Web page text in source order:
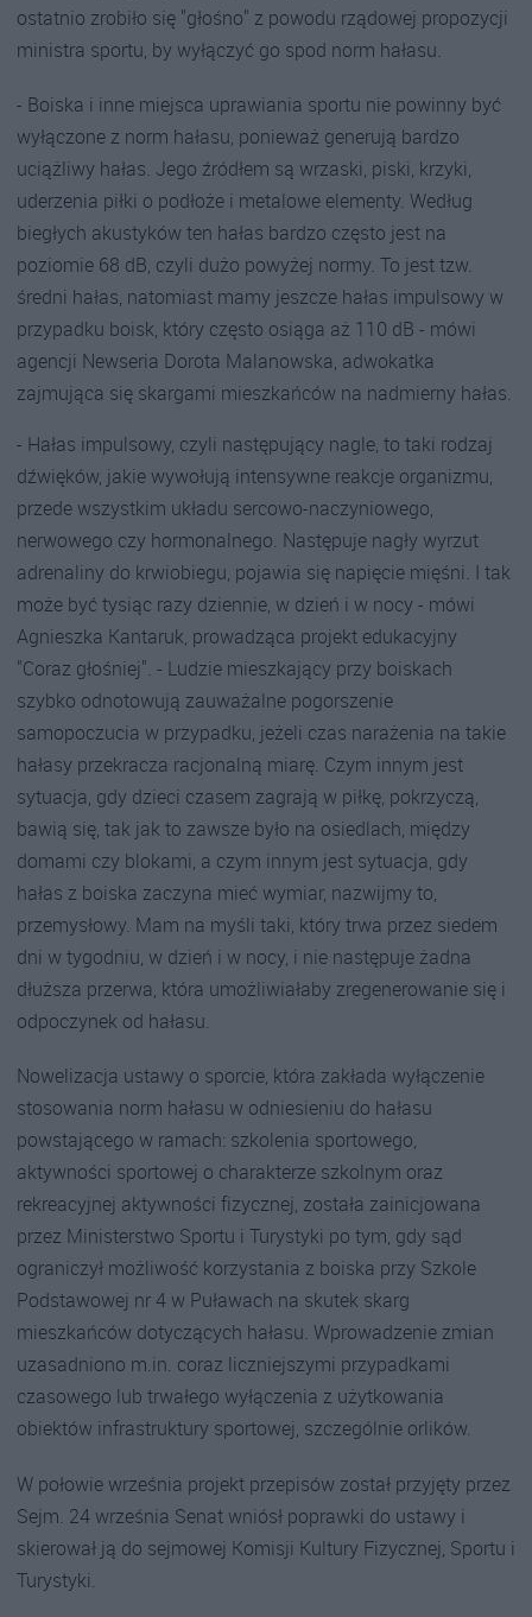
ostatnio zrobiło się "głośno" z powodu rządowej propozycji
ministra sportu, by wyłączyć go spod norm hałasu.
- Boiska i inne miejsca uprawiania sportu nie powinny być
wyłączone z norm hałasu, ponieważ generują bardzo
uciążliwy hałas. Jego źródłem są wrzaski, piski, krzyki,
uderzenia piłki o podłoże i metalowe elementy. Według
biegłych akustyków ten hałas bardzo często jest na
poziomie 68 dB, czyli dużo powyżej normy. To jest tzw.
średni hałas, natomiast mamy jeszcze hałas impulsowy w
przypadku boisk, który często osiąga aż 110 dB - mówi
agencji Newseria Dorota Malanowska, adwokatka
zajmująca się skargami mieszkańców na nadmierny hałas.
- Hałas impulsowy, czyli następujący nagle, to taki rodzaj
dźwięków, jakie wywołują intensywne reakcje organizmu,
przede wszystkim układu sercowo-naczyniowego,
nerwowego czy hormonalnego. Następuje nagły wyrzut
adrenaliny do krwiobiegu, pojawia się napięcie mięśni. I tak
może być tysiąc razy dziennie, w dzień i w nocy - mówi
Agnieszka Kantaruk, prowadząca projekt edukacyjny
"Coraz głośniej". - Ludzie mieszkający przy boiskach
szybko odnotowują zauważalne pogorszenie
samopoczucia w przypadku, jeżeli czas narażenia na takie
hałasy przekracza racjonalną miarę. Czym innym jest
sytuacja, gdy dzieci czasem zagrają w piłkę, pokrzyczą,
bawią się, tak jak to zawsze było na osiedlach, między
domami czy blokami, a czym innym jest sytuacja, gdy
hałas z boiska zaczyna mieć wymiar, nazwijmy to,
przemysłowy. Mam na myśli taki, który trwa przez siedem
dni w tygodniu, w dzień i w nocy, i nie następuje żadna
dłuższa przerwa, która umożliwiałaby zregenerowanie się i
odpoczynek od hałasu.
Nowelizacja ustawy o sporcie, która zakłada wyłączenie
stosowania norm hałasu w odniesieniu do hałasu
powstającego w ramach: szkolenia sportowego,
aktywności sportowej o charakterze szkolnym oraz
rekreacyjnej aktywności fizycznej, została zainicjowana
przez Ministerstwo Sportu i Turystyki po tym, gdy sąd
ograniczył możliwość korzystania z boiska przy Szkole
Podstawowej nr 4 w Puławach na skutek skarg
mieszkańców dotyczących hałasu. Wprowadzenie zmian
uzasadniono m.in. coraz liczniejszymi przypadkami
czasowego lub trwałego wyłączenia z użytkowania
obiektów infrastruktury sportowej, szczególnie orlików.
W połowie września projekt przepisów został przyjęty przez
Sejm. 24 września Senat wniósł poprawki do ustawy i
skierował ją do sejmowej Komisji Kultury Fizycznej, Sportu i
Turystyki.